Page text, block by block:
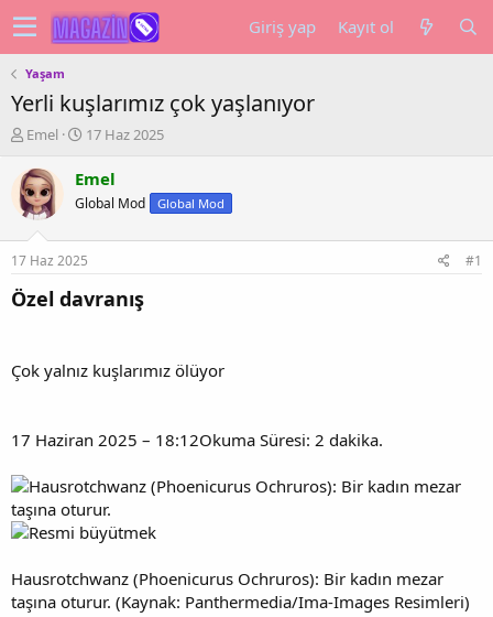
Giriş yap Kayıt ol
Yaşam
Yerli kuşlarımız çok yaşlanıyor
K
n
u
y
b
a
ş
l
a
Emel
B
ş
l
a
g
ı
ç
t
i
17 Haz 2025
Emel
Global Mod Global Mod
17 Haz 2025 #1
Özel davranış
Çok yalnız kuşlarımız ölüyor
17 Haziran 2025 – 18:12Okuma Süresi: 2 dakika.
Hausrotchwanz (Phoenicurus Ochruros): Bir kadın mezar
taşına oturur. (Kaynak: Panthermedia/Ima-Images Resimleri)